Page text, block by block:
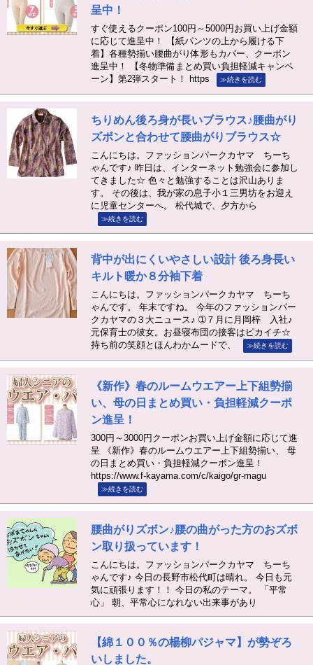
呈中！
すぐ使えるクーポン100円～5000円お買い上げ金額
に応じて進呈中！ 【紙パンツの上から履ける下
着】各種勢揃い腰曲がり体形もカバー、クーポン
進呈中！ 【冬物準備まとめ買い負担軽減キャンペ
ーン】第2弾スタート！ https
≫続きを読む
ちりめん後ろ身が長いブラウス♪腰曲がり
ズボンと合わせて腰曲がりブラウス☆
こんにちは。ファッションパークカヤマ ちーち
ゃんです♪ 昨日は、インターネット勉強会に参加し
てきました☆ 色々と勉強することは沢山ありま
す。 その後は、我が家の息子小１三男坊をお迎え
に児童センターへ。 松代城で、夕方から
≫続きを読む
背中が出にくいやさしい設計 後ろ身長い
キルト暖か８分袖下着
こんにちは。ファッションパークカヤマ ちーち
ゃんです。 年末ですね。 今年のファッションパー
クカヤマの３大ニュース♪ ➀７月に月岡梓 入社♪
元保育士の彼女。お昼寝布団の接客はピカイチ☆
持ち前の笑顔とほんわかムードで、
≫続きを読む
《新作》春のルームウエアー上下組勢揃
い、母の日まとめ買い・負担軽減クーポ
ン進呈！
300円～3000円クーポンお買い上げ金額に応じて進
呈 《新作》春のルームウエアー上下組勢揃い、 母
の日まとめ買い・負担軽減クーポン進呈！
https://www.f-kayama.com/c/kaigo/gr-magu
≫続きを読む
腰曲がりズボン♪腰の曲がった方のおズボ
ン取り扱っています！
こんにちは。ファッションパークカヤマ ちーち
ゃんです♪ 今日の長野市松代町は晴れ。 今日も元
気に頑張ります！！ 今日の私のテーマ。 「平常
心」 朝、平常心になれない出来事があり
【綿１００％の楊柳パジャマ】が勢ぞろ
いしました。